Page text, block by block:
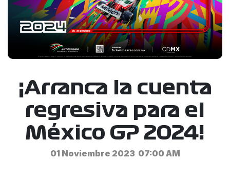
¡Arranca la cuenta
regresiva para el
México GP 2024!
01 Noviembre 2023 07:00 AM